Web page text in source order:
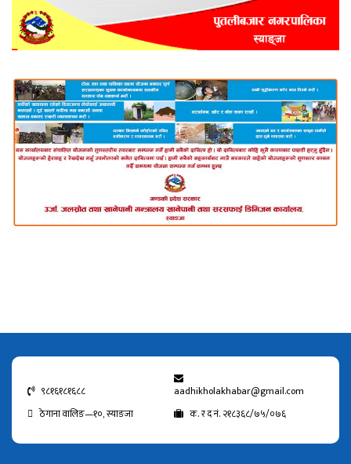
९८१६१८१६८८
aadhikholakhabar@gmail.com
ठेगाना वालिङ—१०, स्याङजा
क. र द नं. २१८३६८/७५/०७६